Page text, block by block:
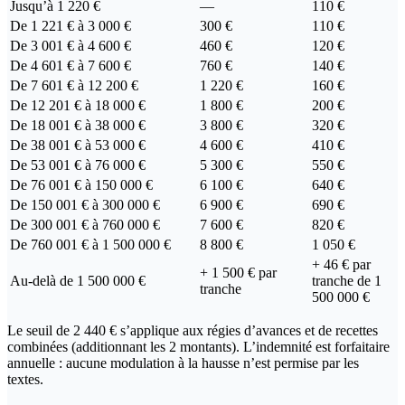
Jusqu’à 1 220 € —
110 €
De 1 221 € à 3 000 €
300 €
110 €
De 3 001 € à 4 600 €
460 €
120 €
De 4 601 € à 7 600 €
760 €
140 €
De 7 601 € à 12 200 €
1 220 €
160 €
De 12 201 € à 18 000 €
1 800 €
200 €
De 18 001 € à 38 000 €
3 800 €
320 €
De 38 001 € à 53 000 €
4 600 €
410 €
De 53 001 € à 76 000 €
5 300 €
550 €
De 76 001 € à 150 000 €
6 100 €
640 €
De 150 001 € à 300 000 €
6 900 €
690 €
De 300 001 € à 760 000 €
7 600 €
820 €
De 760 001 € à 1 500 000 €
8 800 € 1 050 €
Au-delà de 1 500 000 €
+ 1 500 € par
tranche
+ 46 € par
tranche de 1
500 000 €
Le seuil de 2 440 € s’applique aux régies d’avances et de recettes
combinées (additionnant les 2 montants). L’indemnité est forfaitaire
annuelle : aucune modulation à la hausse n’est permise par les
textes.